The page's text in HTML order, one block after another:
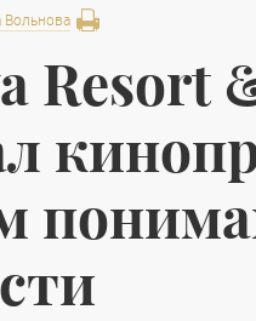
Вольнова
Resort